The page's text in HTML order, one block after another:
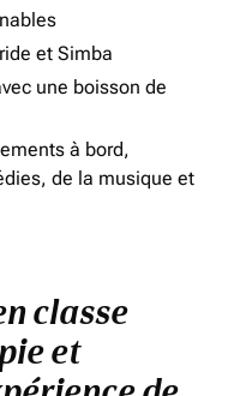
et Simba
une boisson de
à bord,
de la musique et
classe
et